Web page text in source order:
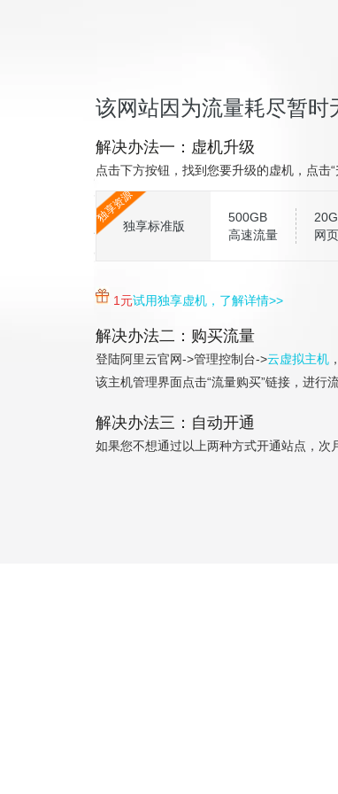
该网站因为流量耗尽暂时
解决办法一：虚机升级
点击下方按钮，找到您要升级的虚机，点击
独享资源
独享标准版
500GB
高速流量
网
1元试用独享虚机，了解详情>>
解决办法二：购买流量
登陆阿里云官网->管理控制台->云虚拟主机
该主机管理界面点击“流量购买”链接，进行
解决办法三：自动开通
如果您不想通过以上两种方式开通站点，次